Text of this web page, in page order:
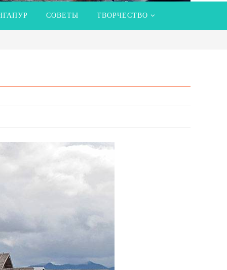
СОВЕТЫ ТВОРЧЕСТВО